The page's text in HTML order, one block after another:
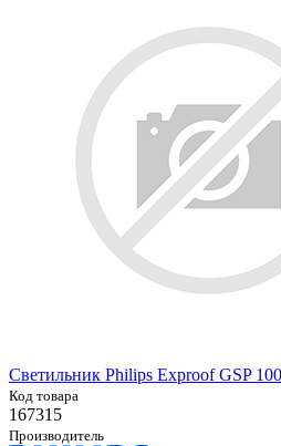
Светильник Philips Exproof GSP
Код товара
167315
Производитель